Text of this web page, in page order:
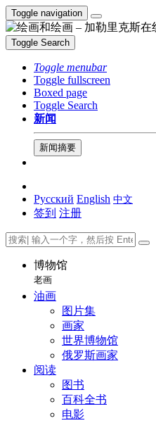
Toggle navigation
Toggle Search
Toggle menubar
Toggle fullscreen
Boxed page
Toggle Search
新闻
新闻摘要
Русский English 中文
签到 注册
博物馆
老画
油画
图片集
画家
世界博物馆
俄罗斯画家
阅读
图书
百科全书
电影